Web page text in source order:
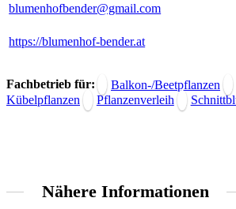
blumenhofbender@gmail.com
https://blumenhof-bender.at
Fachbetrieb für: Balkon-/Beetpflanzen
Kübelpflanzen
Pflanzenverleih
Nähere Informationen